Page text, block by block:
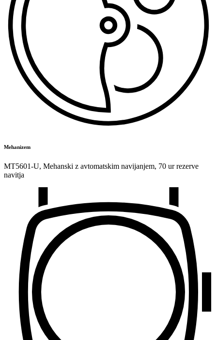
Mehanizem
MT5601-U, Mehanski z avtomatskim navijanjem, 70 ur rezerve
navitja